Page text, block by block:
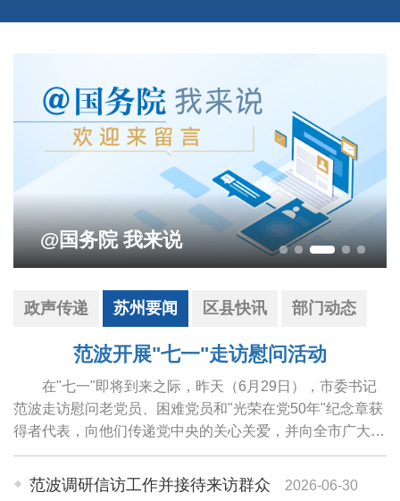
影响营商环境建设问题线索征集
政声传递 苏州要闻 区县快讯 部门动态
范波开展"七一"走访慰问活动
在"七一"即将到来之际，昨天（6月29日），市委书记
范波走访慰问老党员、困难党员和"光荣在党50年"纪念章获
得者代表，向他们传递党中央的关心关爱，并向全市广大党
员和党务工作者致以诚挚问候。老党员李珍英1945年参加
革命工作，期颐之年仍关心苏州各项事业...
范波调研信访工作并接待来访群众 2026-06-30